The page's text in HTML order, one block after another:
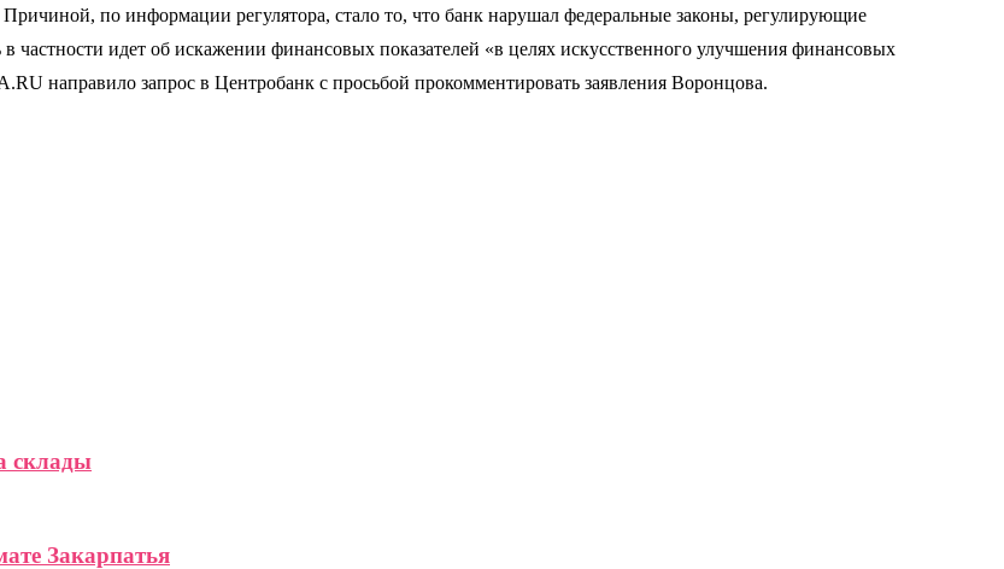
по информации регулятора, стало то, что банк нарушал федеральные законы, регулирующие
частности идет об искажении финансовых показателей «в целях искусственного улучшения финансовых
направило запрос в Центробанк с просьбой прокомментировать заявления Воронцова.
склады
Закарпатья